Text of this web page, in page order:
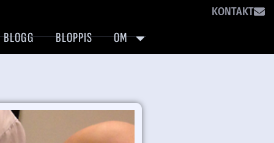
KONTAKT
BLOGG BLOPPIS OM